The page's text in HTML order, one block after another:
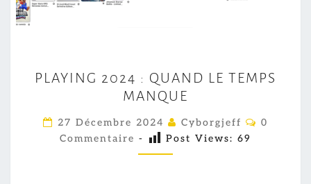
L
A
Y
I
N
PLAYING 2024 : QUAND LE TEMPS
MANQUE
27 Décembre 2024 Cyborgjeff
C
0
Commentaire - Post Views: 69